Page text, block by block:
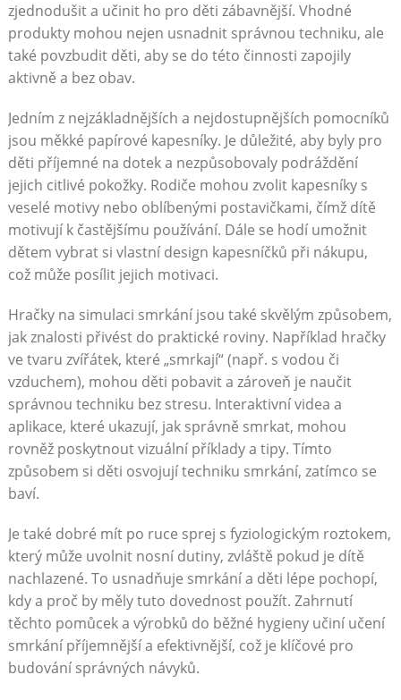
zjednodušit a učinit ho pro děti zábavnější. Vhodné
produkty mohou nejen usnadnit správnou techniku, ale
také povzbudit děti, aby se do této činnosti zapojily
aktivně a bez obav.
Jedním z nejzákladnějších a nejdostupnějších pomocníků
jsou měkké papírové kapesníky. Je důležité, aby byly pro
děti příjemné na dotek a nezpůsobovaly podráždění
jejich citlivé pokožky. Rodiče mohou zvolit kapesníky s
veselé motivy nebo oblíbenými postavičkami, čímž dítě
motivují k častějšímu používání. Dále se hodí umožnit
dětem vybrat si vlastní design kapesníčků při nákupu,
což může posílit jejich motivaci.
Hračky na simulaci smrkání jsou také skvělým způsobem,
jak znalosti přivést do praktické roviny. Například hračky
ve tvaru zvířátek, které „smrkají“ (např. s vodou či
vzduchem), mohou děti pobavit a zároveň je naučit
správnou techniku bez stresu. Interaktivní videa a
aplikace, které ukazují, jak správně smrkat, mohou
rovněž poskytnout vizuální příklady a tipy. Tímto
způsobem si děti osvojují techniku smrkání, zatímco se
baví.
Je také dobré mít po ruce sprej s fyziologickým roztokem,
který může uvolnit nosní dutiny, zvláště pokud je dítě
nachlazené. To usnadňuje smrkání a děti lépe pochopí,
kdy a proč by měly tuto dovednost použít. Zahrnutí
těchto pomůcek a výrobků do běžné hygieny učiní učení
smrkání příjemnější a efektivnější, což je klíčové pro
budování správných návyků.